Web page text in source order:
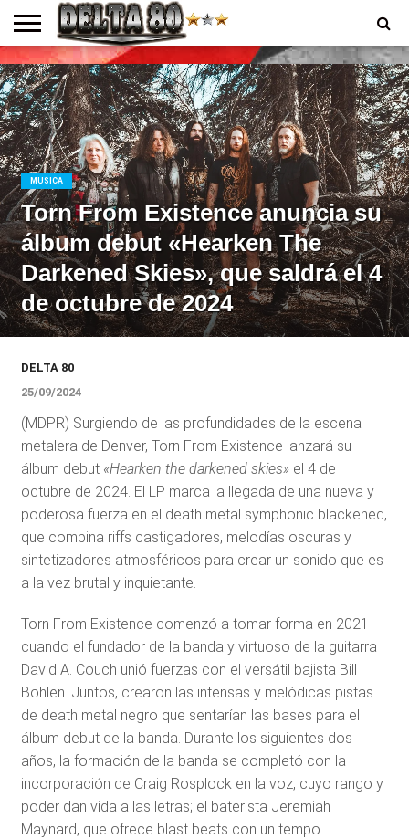
ENTREVISTAS
PREMIOS
PRODUCCIONES
PROGRAMACION
CONTACTO
HOMEPAGE
MUSICA
Torn From Existence anuncia su
álbum debut «Hearken The
Darkened Skies», que saldrá el 4
de octubre de 2024
DELTA 80
25/09/2024
(MDPR) Surgiendo de las profundidades de la escena
metalera de Denver, Torn From Existence lanzará su
álbum debut «Hearken the darkened skies»el 4 de
octubre de 2024. El LP marca la llegada de una nueva y
poderosa fuerza en el death metal symphonic blackened,
que combina riffs castigadores, melodías oscuras y
sintetizadores atmosféricos para crear un sonido que es
a la vez brutal y inquietante.
Torn From Existence comenzó a tomar forma en 2021
cuando el fundador de la banda y virtuoso de la guitarra
David A. Couch unió fuerzas con el versátil bajista Bill
Bohlen. Juntos, crearon las intensas y melódicas pistas
de death metal negro que sentarían las bases para el
álbum debut de la banda. Durante los siguientes dos
años, la formación de la banda se completó con la
incorporación de Craig Rosplock en la voz, cuyo rango y
poder dan vida a las letras; el baterista Jeremiah
Maynard, que ofrece blast beats con un tempo